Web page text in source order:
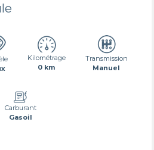
Kilométrage
0 km
Transmission
Manuel
Carburant
Gasoil